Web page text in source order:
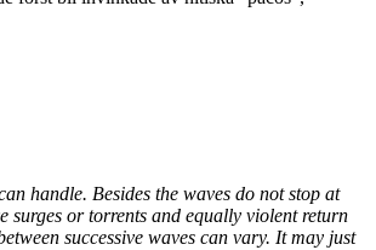
handle. Besides the waves do not stop at
surges or torrents and equally violent return
successive waves can vary. It may just